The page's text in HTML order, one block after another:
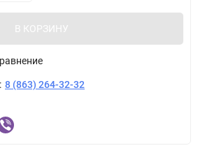
В КОРЗИНУ
8 (863) 264-32-32